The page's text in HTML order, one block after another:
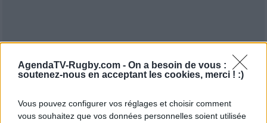
AgendaTV-Rugby.com - On a besoin de vous :
soutenez-nous en acceptant les cookies, merci ! :)
Vous pouvez configurer vos réglages et choisir comment
vous souhaitez que vos données personnelles soient utilisée